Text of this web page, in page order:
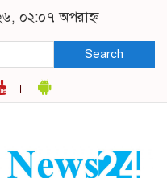
০২:০৭ অপরাহ্ন
Search